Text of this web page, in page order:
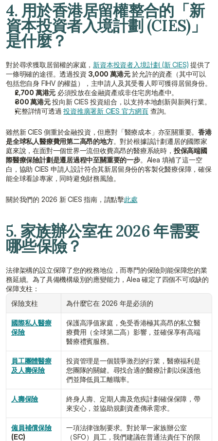
4. 用於香港居留權整合的「新
資本投資者入境計劃 (CIES)」
是什麼？
對於尋求獲取居留權的家庭， 新資本投資者入境計劃 (新 CIES) 提供了
一條明確的途徑。透過投資 3,000 萬港元 於允許的資產（其中可以
包括您自身 FIHV 的權益），主申請人及其受養人即可獲得居留身份。
2,700 萬港元 必須投放在金融資產或非住宅房地產中。
300 萬港元 投向新 CIES 投資組合，以支持本地創新與新興行業。
完整詳情可透過 投資推廣署新 CIES 官方網頁 查詢。
雖然新 CIES 側重於金融投資，但應對「醫療成本」亦至關重要。香港
是全球私人醫療費用第二高昂的地方。對於根據該計劃遷居的國際家
庭來說，在面對一個世界一流但收費高昂的醫療系統時， 投保高端國
際醫療保險計劃是遷居過程中至關重要的一步。Alea 填補了這一空
白，協助 CIES 申請人設計符合其新居留身份的客製化醫療保障，確保
能全球看診專家，同時避免財務風險。
關於我們的 2026 新 CIES 指南，請點擊此處
5. 家族辦公室在 2026 年需要
哪些保險？
法律架構的設立保障了您的稅務地位，而專門的保險則能保障您的業
務延續。為了具備機構級別的應變能力，Alea 確定了四個不可或缺的
保障支柱：
保險支柱
為什麼它在 2026 年是必須的
國際私人醫療
保險
保護高淨值家庭，免受香港極其高昂的私立醫
療費用（全球第二高）影響，並確保享有高端
醫療禮賓服務。
員工團體醫療
及人壽保險
投資管理是一個競爭激烈的行業，醫療福利是
您團隊的關鍵。尋找合適的醫療計劃以保護他
們並降低員工離職率。
人壽保險
終身人壽、定期人壽及危疾計劃確保保障，帶
來安心，並協助規劃資產傳承需求。
僱員補償保險
(EC)
一項法律強制要求。對於單一家族辦公室
（SFO）員工，我們建議在普通法責任下的限